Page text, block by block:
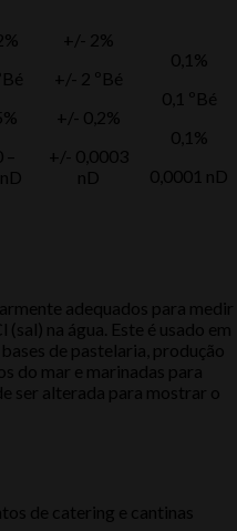
–
+/- 2%
+/- 2 ºBé
+/- 0,2%
+/- 0,0003
nD
0,1%
0,1 ºBé
0,1%
0,0001 nD
adequados para medir
na água. Este é usado em
de pastelaria, produção
do mar e marinadas para
ser alterada para mostrar o
de catering e cantinas